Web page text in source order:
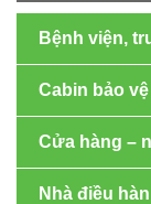
Bệnh viện,
Cabin bảo
Cửa hàng –
Nhà điều